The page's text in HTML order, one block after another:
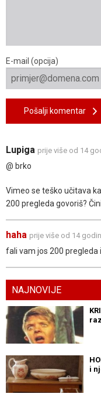
E-mail (opcija)
Pošalji komentar
Lupiga prije više od 14
@ brko
Vimeo se teško učitava
200 pregleda govoriš?
haha prije više od 14
fali vam jos 200
NAJNOVIJE
i